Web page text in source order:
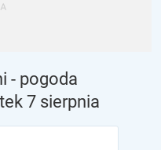
- pogoda
7 sierpnia